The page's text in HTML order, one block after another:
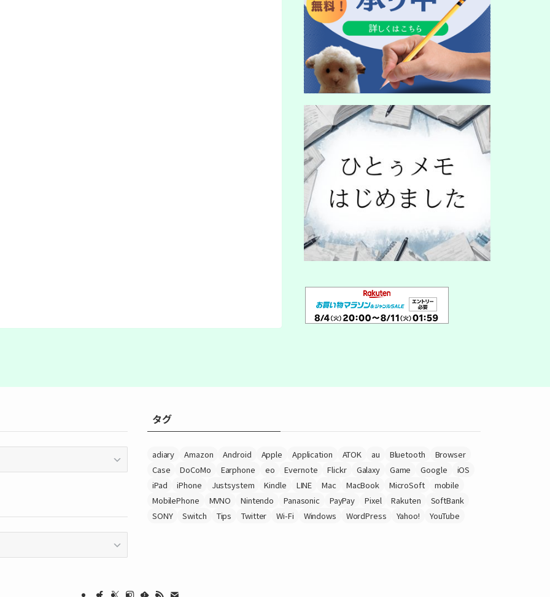
タグ
adiary Amazon Android Apple Application ATOK au Bluetooth
Browser
Case
DoCoMo Earphone eo Evernote Flickr Galaxy Game Google
iOS
iPad
iPhone Justsystem Kindle LINE Mac MacBook MicroSoft
mobile
MobilePhone
MVNO Nintendo Panasonic PayPay Pixel Rakuten
SoftBank
SONY
Switch Tips Twitter Wi-Fi Windows WordPress Yahoo! YouTube